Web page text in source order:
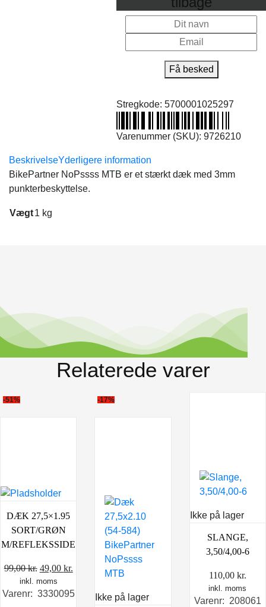
Få besked
Stregkode: 5700001025297
Varenummer (SKU): 9726210
BeskrivelseYderligere information
BikePartner NoPssss MTB er et stærkt dæk med 3mm
punkterbeskyttelse.
Vægt1 kg
Relaterede varer
-51%
DÆK 27,5×1.95
SORT/GRØN
M/REFLEKSSIDE
99,00kr. Den
oprindelige
pris
49,00 kr.
pris
inkl. moms
Varenr: 3330095
-17%
Ikke på lager
Ikke på lager
SLANGE,
3,50/4,00-6
110,00 kr.
inkl. moms
Varenr: 208061